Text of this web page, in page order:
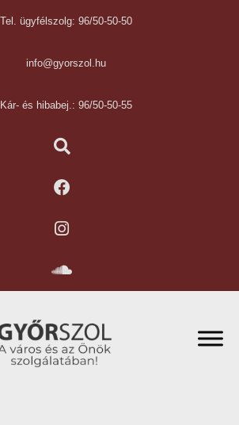
Tel. ügyfélszolg: 96/50-50-50
info@gyorszol.hu
Kár- és hibabej.: 96/50-50-55